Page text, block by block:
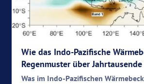
Wie das Indo-Pazifische
Regenmuster über
Was im Indo-Pazifischen